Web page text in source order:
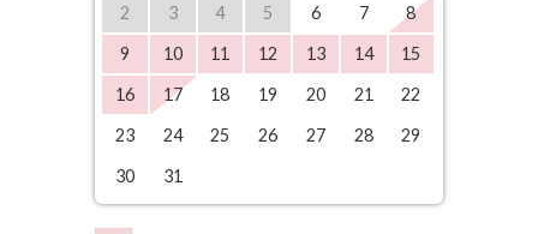
2
3 4 5 6 7
8
9
10 11 12 13 14
15
16
17 18 19 20 21
22
23
24 25 26 27 28
29
30
31